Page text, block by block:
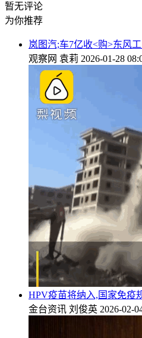
暂无评论
为你推荐
岚图汽;车7亿收<购>东风
观察网 袁莉 2026-01-28
HPV疫苗将纳入,国家免疫
金台资讯 刘俊英 2026-02-